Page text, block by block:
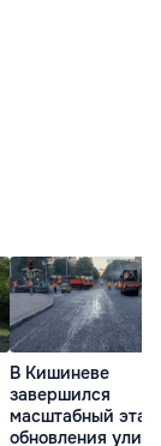
В Кишиневе
завершился
масштабный этап
обновления